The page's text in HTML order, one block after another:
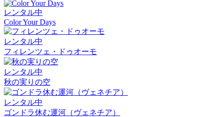
レンタル中
Color Your Days
レンタル中
フィレンツェ・ドゥオーモ
レンタル中
秋の実りの空
レンタル中
ゴンドラ休む運河（ヴェネチア）